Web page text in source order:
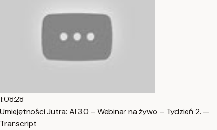
1:08:28
Umiejętności Jutra: AI 3.0 – Webinar na żywo – Tydzień 2. —
Transcript